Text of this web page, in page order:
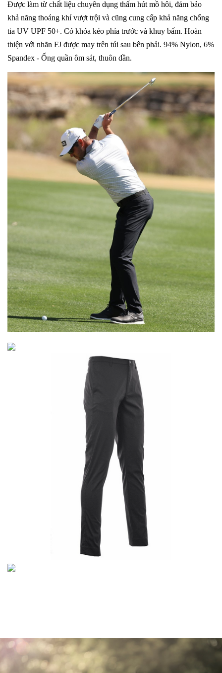
Được làm từ chất liệu chuyên dụng thấm hút mồ hôi, đảm bảo
khả năng thoáng khí vượt trội và cũng cung cấp khả năng chống
tia UV UPF 50+. Có khóa kéo phía trước và khuy bấm. Hoàn
thiện với nhãn FJ được may trên túi sau bên phải. 94% Nylon, 6%
Spandex - Ống quần ôm sát, thuôn dần.